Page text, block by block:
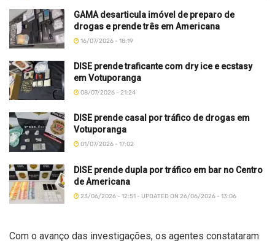
GAMA desarticula imóvel de preparo de
drogas e prende três em Americana
16/07/2026 - 18:19
DISE prende traficante com dry ice e ecstasy
em Votuporanga
08/07/2026 - 21:24
DISE prende casal por tráfico de drogas em
Votuporanga
01/07/2026 - 17:02
DISE prende dupla por tráfico em bar no Centro
de Americana
23/06/2026 - 12:51 - UPDATED ON 26/06/2026 - 13:06
Com o avanço das investigações, os agentes constataram